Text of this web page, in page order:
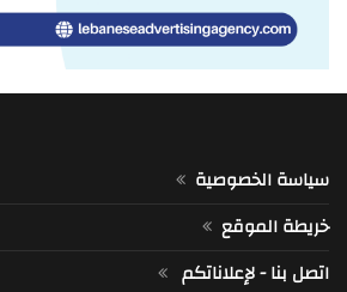
سياسة الخصوصية
خريطة الموقع
اتصل بنا - لإعلاناتكم